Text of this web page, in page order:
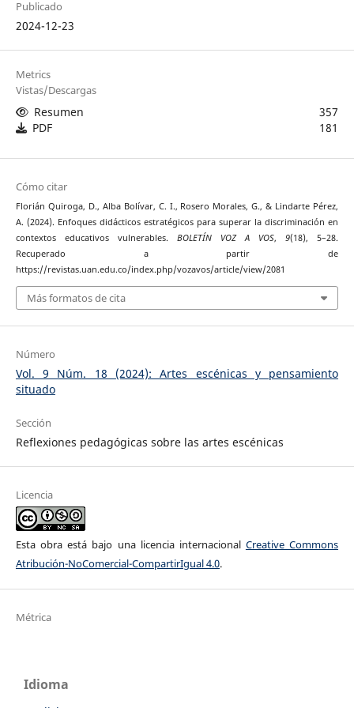
Publicado
2024-12-23
Metrics
Vistas/Descargas
Resumen
357
PDF
181
Cómo citar
Florián Quiroga, D., Alba Bolívar, C. I., Rosero Morales, G., & Lindarte Pérez,
A. (2024). Enfoques didácticos estratégicos para superar la discriminación en
contextos educativos vulnerables. BOLETÍN VOZ A VOS,9(18), 5–28.
Recuperado a partir de
https://revistas.uan.edu.co/index.php/vozavos/article/view/2081
Más formatos de cita
Número
Vol. 9 Núm. 18 (2024): Artes escénicas y pensamiento
situado
Sección
Reflexiones pedagógicas sobre las artes escénicas
Licencia
Esta obra está bajo una licencia internacional Creative Commons
Atribución-NoComercial-CompartirIgual 4.0.
Métrica
Idioma